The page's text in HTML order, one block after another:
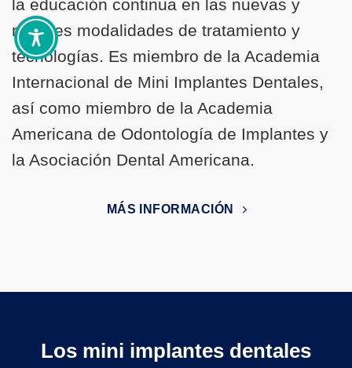
la educación continua en las nuevas y
mejores modalidades de tratamiento y
tecnologías. Es miembro de la Academia
Internacional de Mini Implantes Dentales,
así como miembro de la Academia
Americana de Odontología de Implantes y
la Asociación Dental Americana.
MÁS INFORMACIÓN
Los mini implantes dentales